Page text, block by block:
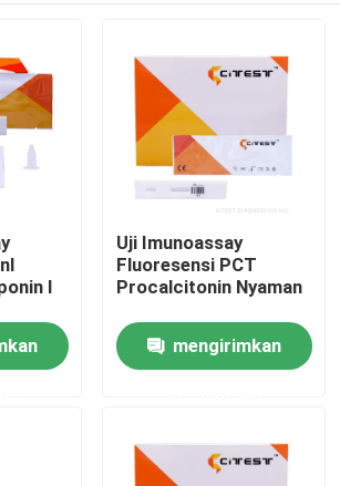
I
Uji Imunoassay
Fluoresensi PCT
Procalcitonin Nyaman
mengirimkan